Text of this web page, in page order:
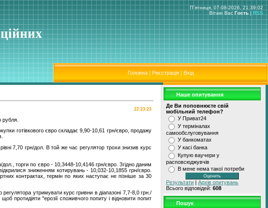
П`ятниця, 07-08-2026, 21:39:02
Вітаю Вас Гость | RSS
Головна | Реєстрація | Вхід
22:23:23
рубля.
готівкового євро складає 9,90-10,61 грн/євро, продажу
7,70 грн/дол. В той же час регулятор трохи знизив курс
торги по євро - 10,3448-10,4146 грн/євро. Згідно даним
зниженням котирувань - 10,032-10,1855 грн/євро.
контрактах, термін по яких наступає не пізніше за 30
утримувати курс гривни в діапазоні 7,7-8,0 грн./
протидіяти "ерозії споживчого попиту і відновити попит
Наше опитування
Де Ви поповнюєте свiй
мобiльний телефон?
У Приват24
У термiналах
самообслуговування
У банкоматах
У касi банка
Купую ваучери у
расповсюджувчiв
В мене нема такої потреби
Результати | Архів опитувань
Всього відповідей: 608
Пошук